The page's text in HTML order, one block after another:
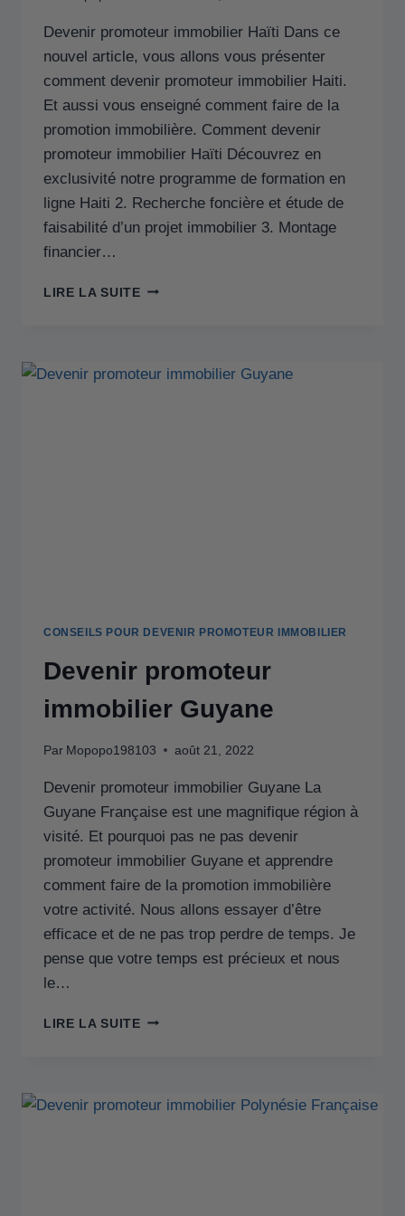
Devenir promoteur immobilier Haïti Dans ce
nouvel article, vous allons vous présenter
comment devenir promoteur immobilier Haiti.
Et aussi vous enseigné comment faire de la
promotion immobilière. Comment devenir
promoteur immobilier Haïti Découvrez en
exclusivité notre programme de formation en
ligne Haiti 2. Recherche foncière et étude de
faisabilité d’un projet immobilier 3. Montage
financier…
LIRE LA SUITE
CONSEILS POUR DEVENIR PROMOTEUR IMMOBILIER
Devenir promoteur
immobilier Guyane
Par Mopopo198103 août 21, 2022
Devenir promoteur immobilier Guyane La
Guyane Française est une magnifique région à
visité. Et pourquoi pas ne pas devenir
promoteur immobilier Guyane et apprendre
comment faire de la promotion immobilière
votre activité. Nous allons essayer d’être
efficace et de ne pas trop perdre de temps. Je
pense que votre temps est précieux et nous
le…
LIRE LA SUITE